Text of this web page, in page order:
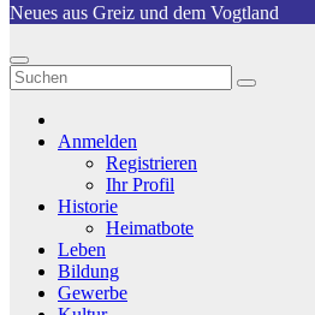
Neues aus Greiz und dem Vogtland
Anmelden
Registrieren
Ihr Profil
Historie
Heimatbote
Leben
Bildung
Gewerbe